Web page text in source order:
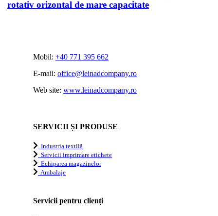
rotativ orizontal de mare capacitate
Mobil: +40 771 395 662
E-mail: office@leinadcompany.ro
Web site: www.leinadcompany.ro
SERVICII ȘI PRODUSE
Industria textilă
Servicii imprimare etichete
Echiparea magazinelor
Ambalaje
Servicii pentru clienți